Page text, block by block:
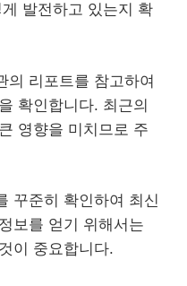
발전하고 있는지 확
의 리포트를 참고하여
확인합니다. 최근의
영향을 미치므로 주
꾸준히 확인하여 최신
보를 얻기 위해서는
이 중요합니다.